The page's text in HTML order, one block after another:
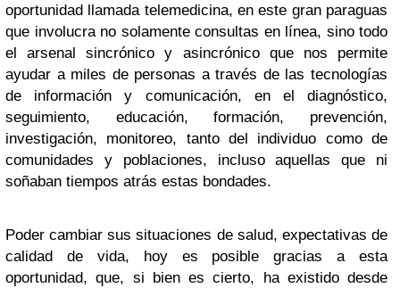
oportunidad llamada telemedicina, en este gran paraguas
que involucra no solamente consultas en línea, sino todo
el arsenal sincrónico y asincrónico que nos permite
ayudar a miles de personas a través de las tecnologías
de información y comunicación, en el diagnóstico,
seguimiento, educación, formación, prevención,
investigación, monitoreo, tanto del individuo como de
comunidades y poblaciones, incluso aquellas que ni
soñaban tiempos atrás estas bondades.
Poder cambiar sus situaciones de salud, expectativas de
calidad de vida, hoy es posible gracias a esta
oportunidad, que, si bien es cierto, ha existido desde